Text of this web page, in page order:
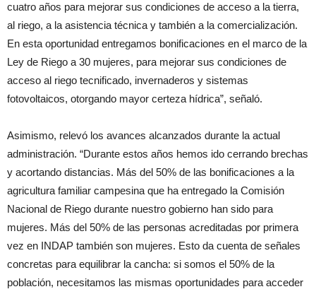
cuatro años para mejorar sus condiciones de acceso a la tierra,
al riego, a la asistencia técnica y también a la comercialización.
En esta oportunidad entregamos bonificaciones en el marco de la
Ley de Riego a 30 mujeres, para mejorar sus condiciones de
acceso al riego tecnificado, invernaderos y sistemas
fotovoltaicos, otorgando mayor certeza hídrica”, señaló.
Asimismo, relevó los avances alcanzados durante la actual
administración. “Durante estos años hemos ido cerrando brechas
y acortando distancias. Más del 50% de las bonificaciones a la
agricultura familiar campesina que ha entregado la Comisión
Nacional de Riego durante nuestro gobierno han sido para
mujeres. Más del 50% de las personas acreditadas por primera
vez en INDAP también son mujeres. Esto da cuenta de señales
concretas para equilibrar la cancha: si somos el 50% de la
población, necesitamos las mismas oportunidades para acceder